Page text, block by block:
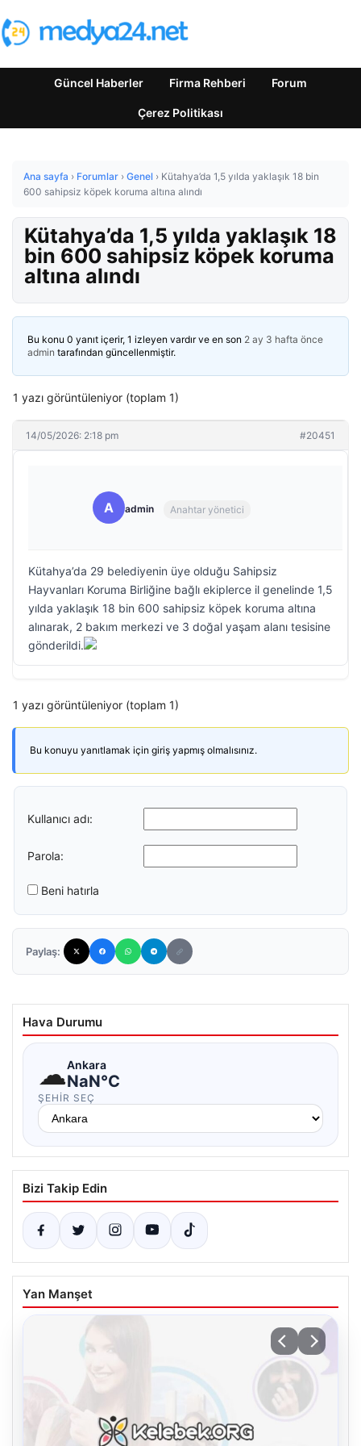
Güncel Haberler Firma Rehberi Forum
Çerez Politikası
Ana sayfa › Forumlar › Genel › Kütahya’da 1,5 yılda yaklaşık 18 bin
600 sahipsiz köpek koruma altına alındı
Kütahya’da 1,5 yılda yaklaşık 18
bin 600 sahipsiz köpek koruma
altına alındı
Bu konu 0 yanıt içerir, 1 izleyen vardır ve en son 2 ay 3 hafta önce
admin tarafından güncellenmiştir.
1 yazı görüntüleniyor (toplam 1)
14/05/2026: 2:18 pm #20451
A admin Anahtar yönetici
Kütahya’da 29 belediyenin üye olduğu Sahipsiz
Hayvanları Koruma Birliğine bağlı ekiplerce il genelinde 1,5
yılda yaklaşık 18 bin 600 sahipsiz köpek koruma altına
alınarak, 2 bakım merkezi ve 3 doğal yaşam alanı tesisine
gönderildi.
1 yazı görüntüleniyor (toplam 1)
Bu konuyu yanıtlamak için giriş yapmış olmalısınız.
Kullanıcı adı:
Parola:
Beni hatırla
Paylaş:
Hava Durumu
☁Ankara
NaN°C
ŞEHIR SEÇ
Bizi Takip Edin
Yan Manşet